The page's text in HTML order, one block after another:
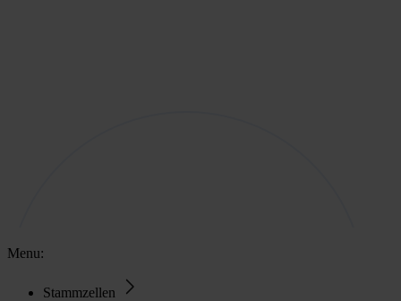
Menu:
Stammzellen